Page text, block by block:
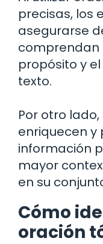
precisas, los
asegurarse
propósito y
texto.
Por otro
enriquecen y
información
mayor
en su
Cómo
oración